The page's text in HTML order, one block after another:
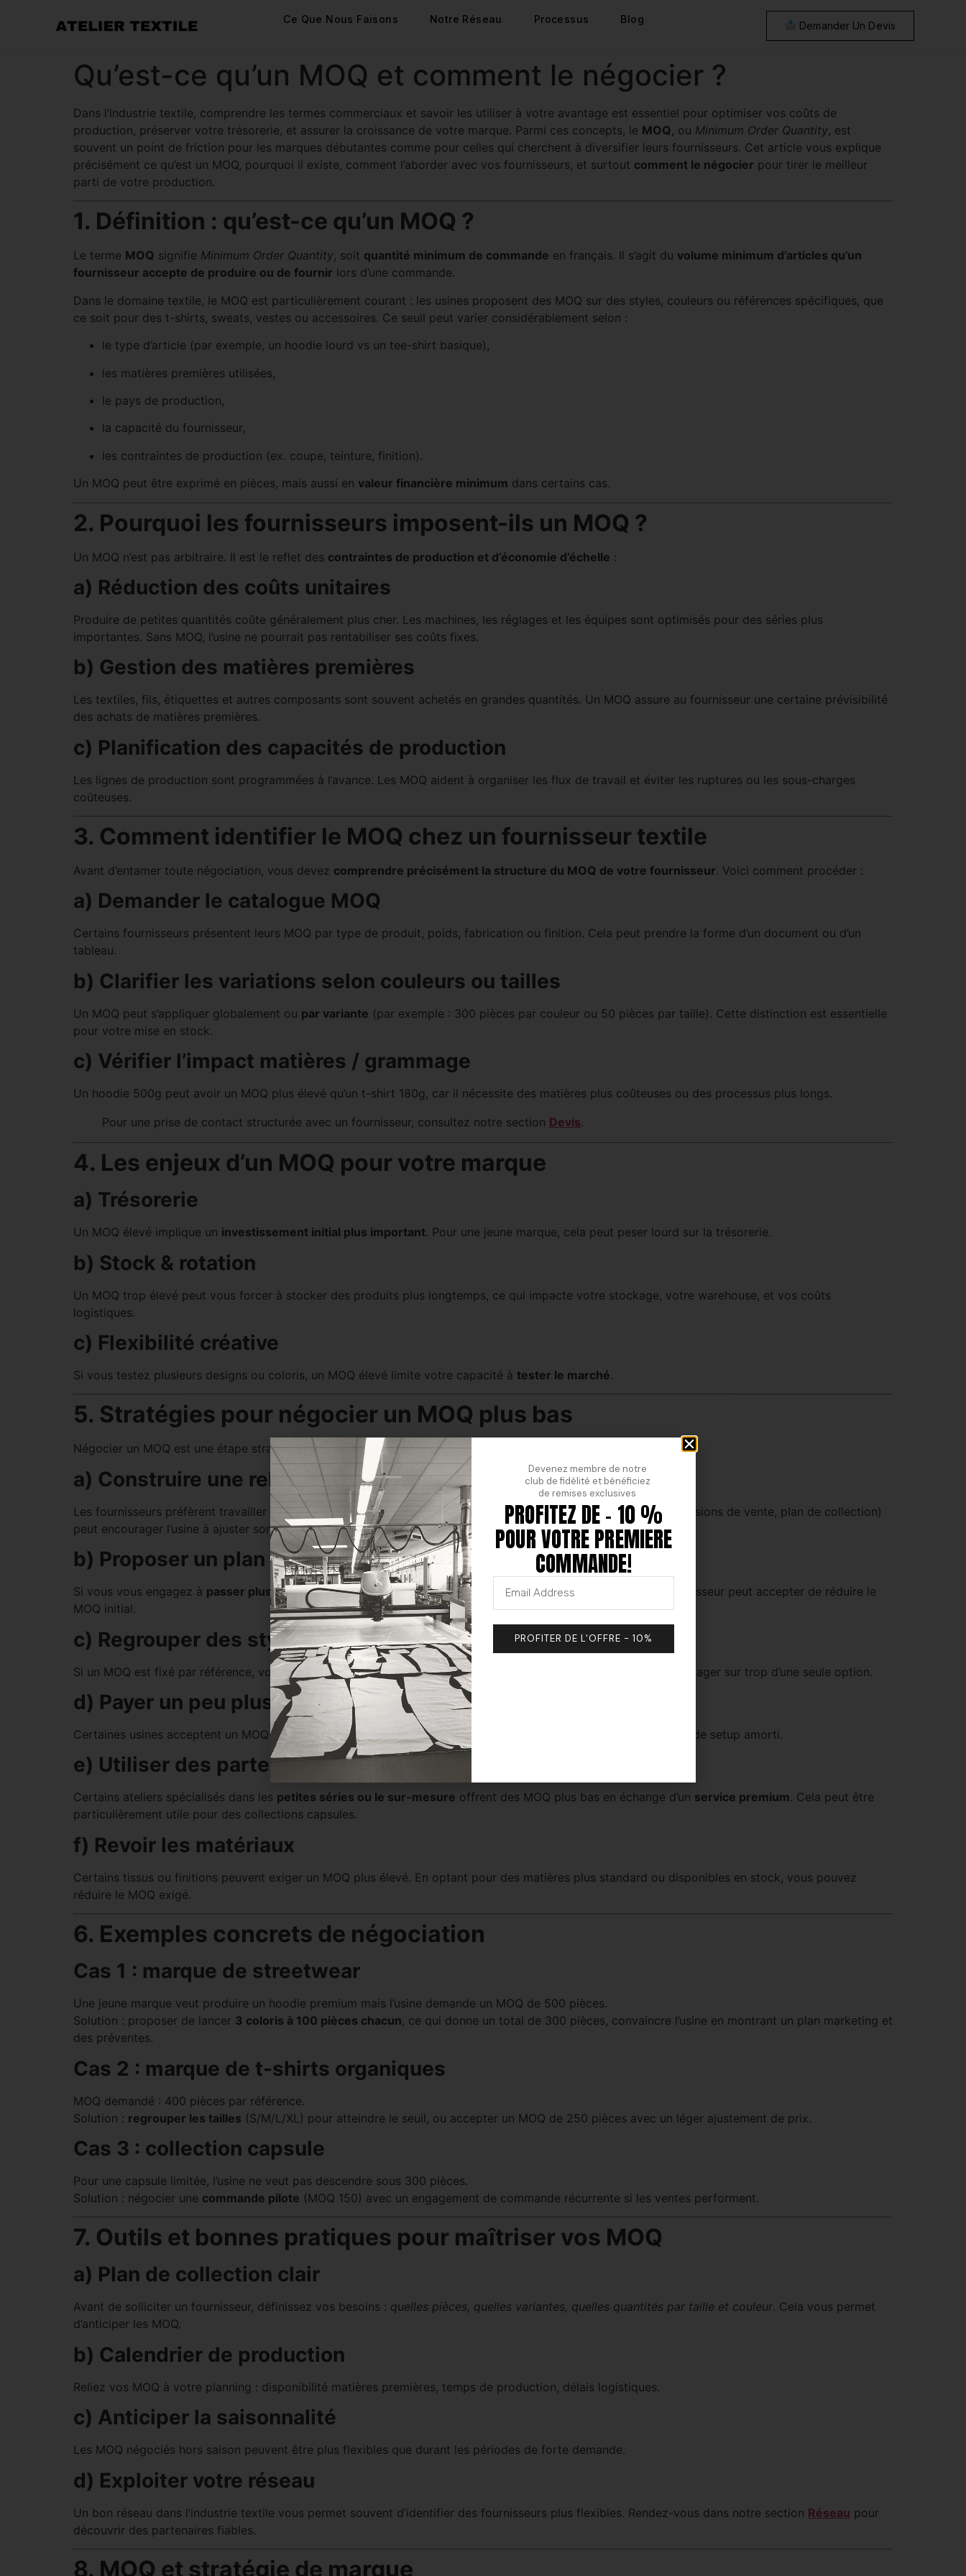
Ce Que Nous Faisons Notre Réseau Processus Blog
Demander Un Devis
Qu’est-ce qu’un MOQ et comment le négocier ?
Dans l’industrie textile, comprendre les termes commerciaux et savoir les utiliser à votre avantage est essentiel pour optimiser vos coûts de
production, préserver votre trésorerie, et assurer la croissance de votre marque. Parmi ces concepts, le MOQ, ou Minimum Order Quantity, est
souvent un point de friction pour les marques débutantes comme pour celles qui cherchent à diversifier leurs fournisseurs. Cet article vous explique
précisément ce qu’est un MOQ, pourquoi il existe, comment l’aborder avec vos fournisseurs, et surtout comment le négocier pour tirer le meilleur
parti de votre production.
1. Définition : qu’est-ce qu’un MOQ ?
Le terme MOQ signifie Minimum Order Quantity, soit quantité minimum de commande en français. Il s’agit du volume minimum d’articles qu’un
fournisseur accepte de produire ou de fournir lors d’une commande.
Dans le domaine textile, le MOQ est particulièrement courant : les usines proposent des MOQ sur des styles, couleurs ou références spécifiques, que
ce soit pour des t-shirts, sweats, vestes ou accessoires. Ce seuil peut varier considérablement selon :
le type d’article (par exemple, un hoodie lourd vs un tee-shirt basique),
les matières premières utilisées,
le pays de production,
la capacité du fournisseur,
les contraintes de production (ex. coupe, teinture, finition).
Un MOQ peut être exprimé en pièces, mais aussi en valeur financière minimum dans certains cas.
2. Pourquoi les fournisseurs imposent-ils un MOQ ?
Un MOQ n’est pas arbitraire. Il est le reflet des contraintes de production et d’économie d’échelle :
a) Réduction des coûts unitaires
Produire de petites quantités coûte généralement plus cher. Les machines, les réglages et les équipes sont optimisés pour des séries plus
importantes. Sans MOQ, l’usine ne pourrait pas rentabiliser ses coûts fixes.
b) Gestion des matières premières
Les textiles, fils, étiquettes et autres composants sont souvent achetés en grandes quantités. Un MOQ assure au fournisseur une certaine prévisibilité
des achats de matières premières.
c) Planification des capacités de production
Les lignes de production sont programmées à l’avance. Les MOQ aident à organiser les flux de travail et éviter les ruptures ou les sous-charges
coûteuses.
3. Comment identifier le MOQ chez un fournisseur textile
Avant d’entamer toute négociation, vous devez comprendre précisément la structure du MOQ de votre fournisseur. Voici comment procéder :
a) Demander le catalogue MOQ
Certains fournisseurs présentent leurs MOQ par type de produit, poids, fabrication ou finition. Cela peut prendre la forme d’un document ou d’un
tableau.
b) Clarifier les variations selon couleurs ou tailles
Un MOQ peut s’appliquer globalement ou par variante (par exemple : 300 pièces par couleur ou 50 pièces par taille). Cette distinction est essentielle
pour votre mise en stock.
c) Vérifier l’impact matières / grammage
Un hoodie 500g peut avoir un MOQ plus élevé qu’un t-shirt 180g, car il nécessite des matières plus coûteuses ou des processus plus longs.
Pour une prise de contact structurée avec un fournisseur, consultez notre section Devis.
4. Les enjeux d’un MOQ pour votre marque
a) Trésorerie
Un MOQ élevé implique un investissement initial plus important. Pour une jeune marque, cela peut peser lourd sur la trésorerie.
b) Stock & rotation
Un MOQ trop élevé peut vous forcer à stocker des produits plus longtemps, ce qui impacte votre stockage, votre warehouse, et vos coûts
logistiques.
c) Flexibilité créative
Si vous testez plusieurs designs ou coloris, un MOQ élevé limite votre capacité à tester le marché.
5. Stratégies pour négocier un MOQ plus bas
Négocier un MOQ est une étape stratégique. Voici les meilleures approches pour y parvenir.
a) Construire une relation de confiance
Les fournisseurs préfèrent travailler avec des clientssérieux et réguliers . Une communication transparente (prévisions de vente, plan de collection)
peut encourager l’usine à ajuster son MOQ.
b) Proposer un plan d’achats sur le long terme
Si vous vous engagez à passer plusieurs commandes échelonnéessur une période fixée (ex. 12 mois), un fournisseur peut accepter de réduire le
MOQ initial.
c) Regrouper des styles ou couleurs
Si un MOQ est fixé par référence, vous pouvezregrouper des variantespour atteindre le minimum sans vous engager sur trop d’une seule option.
d) Payer un peu plus sur le prix unitaire
Certaines usines acceptent un MOQ inférieur si vous acceptez unprix à l’unité légèrement supérieur ou un coût de setup amorti.
e) Utiliser des partenaires de production plus flexibles
Certains ateliers spécialisés dans les petites séries ou le sur-mesure offrent des MOQ plus bas en échange d’un service premium. Cela peut être
particulièrement utile pour des collections capsules.
f) Revoir les matériaux
Certains tissus ou finitions peuvent exiger un MOQ plus élevé. En optant pour des matières plus standard ou disponibles en stock, vous pouvez
réduire le MOQ exigé.
6. Exemples concrets de négociation
Cas 1 : marque de streetwear
Une jeune marque veut produire un hoodie premium mais l’usine demande un MOQ de 500 pièces.
Solution : proposer de lancer 3 coloris à 100 pièces chacun, ce qui donne un total de 300 pièces, convaincre l’usine en montrant un plan marketing et
des préventes.
Cas 2 : marque de t-shirts organiques
MOQ demandé : 400 pièces par référence.
Solution : regrouper les tailles (S/M/L/XL) pour atteindre le seuil, ou accepter un MOQ de 250 pièces avec un léger ajustement de prix.
Cas 3 : collection capsule
Pour une capsule limitée, l’usine ne veut pas descendre sous 300 pièces.
Solution : négocier une commande pilote (MOQ 150) avec un engagement de commande récurrente si les ventes performent.
7. Outils et bonnes pratiques pour maîtriser vos MOQ
a) Plan de collection clair
Avant de solliciter un fournisseur, définissez vos besoins : quelles pièces, quelles variantes, quelles quantités par taille et couleur. Cela vous permet
d’anticiper les MOQ.
b) Calendrier de production
Reliez vos MOQ à votre planning : disponibilité matières premières, temps de production, délais logistiques.
c) Anticiper la saisonnalité
Les MOQ négociés hors saison peuvent être plus flexibles que durant les périodes de forte demande.
d) Exploiter votre réseau
Un bon réseau dans l’industrie textile vous permet souvent d’identifier des fournisseurs plus flexibles. Rendez-vous dans notre section Réseau pour
découvrir des partenaires fiables.
8. MOQ et stratégie de marque
Devenez membre de notre
club de fidélité et bénéficiez
de remises exclusives
PROFITEZ DE - 10 %
POUR VOTRE PREMIERE
COMMANDE!
PROFITER DE L'OFFRE - 10%